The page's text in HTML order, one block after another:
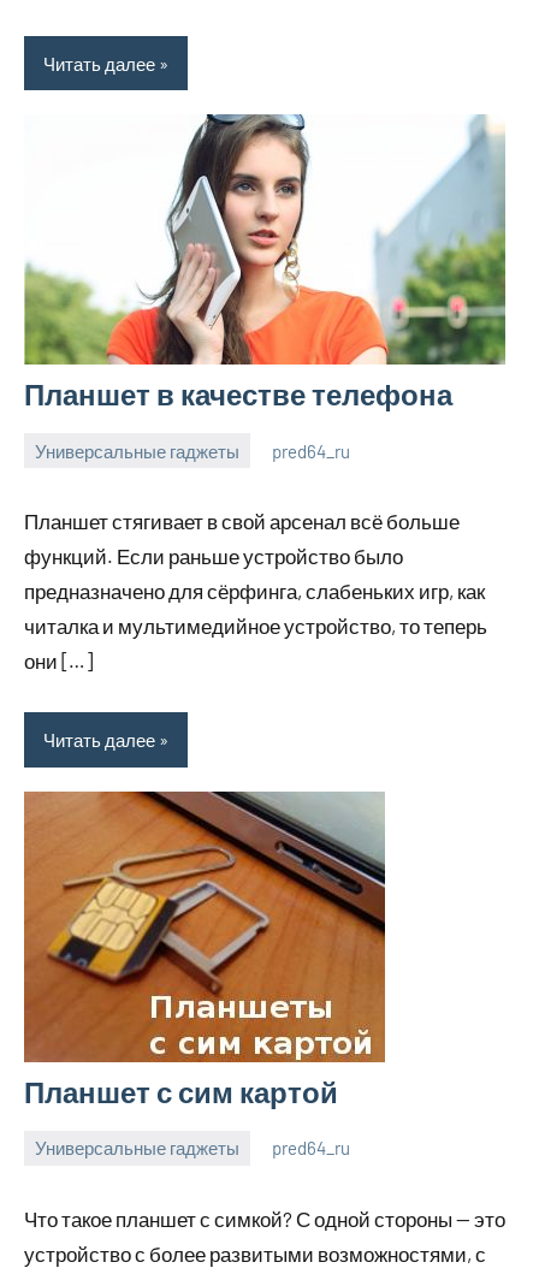
Читать далее
Планшет в качестве телефона
Универсальные гаджеты
2023
pred64_ru
Планшет стягивает в свой арсенал всё больше
функций. Если раньше устройство было
предназначено для сёрфинга, слабеньких игр, как
читалка и мультимедийное устройство, то теперь
они […]
Читать далее
Планшет с сим картой
Универсальные гаджеты
2023
pred64_ru
Что такое планшет с симкой? С одной стороны — это
устройство с более развитыми возможностями, с